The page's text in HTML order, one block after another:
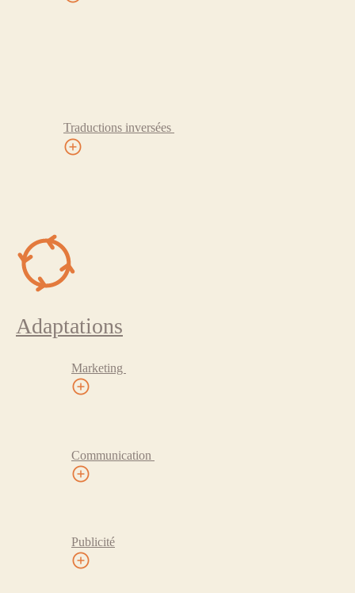
Traductions inversées
Adaptations
Marketing
Communication
Publicité